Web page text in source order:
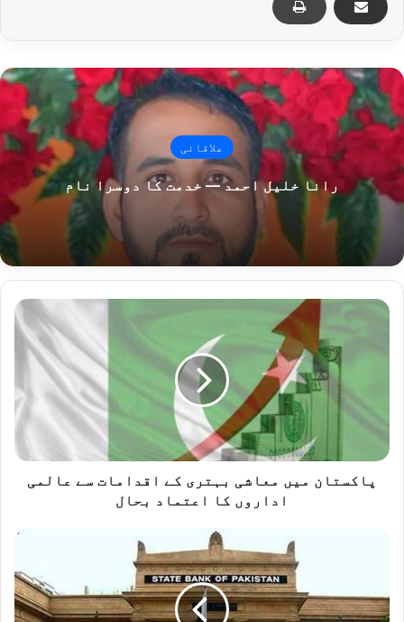
علاقائی
رانا خلیل احمد — خدمت کا دوسرا نام
پاکستان
اقدامات
سے
عالمی
اداروں
پاکستان میں معاشی بہتری کے اقدامات سے عالمی
اداروں کا اعتماد بحال
ڈجیٹل
ادائیگی